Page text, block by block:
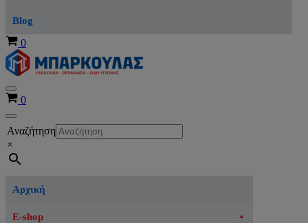
Blog
Καλάθι
0
Μενού
πλοήγησης
Καλάθι
0
Μενού
πλοήγησης
Αναζήτηση
×
Αρχική
E-shop